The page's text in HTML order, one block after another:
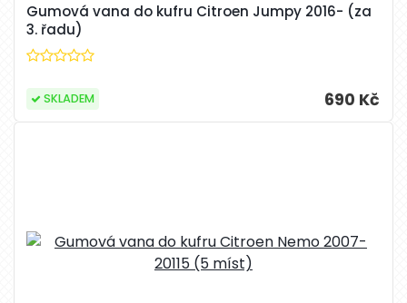
Gumová vana do kufru Citroen Jumpy 2016- (za
3. řadu)
690 Kč
SKLADEM